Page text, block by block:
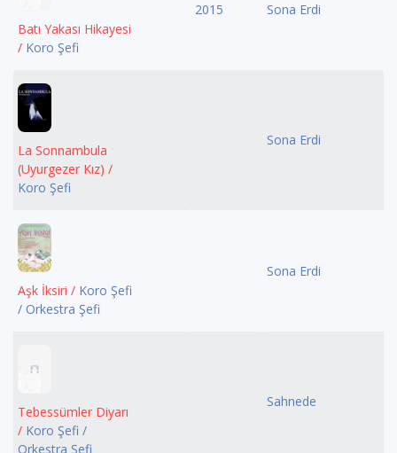
Batı Yakası Hikayesi
/ Koro Şefi
2015 Sona Erdi
La Sonnambula
(Uyurgezer Kız) /
Koro Şefi
Sona Erdi
Aşk İksiri / Koro Şefi
/ Orkestra Şefi
Sona Erdi
Tebessümler Diyarı
/ Koro Şefi /
Orkestra Şefi
Sahnede